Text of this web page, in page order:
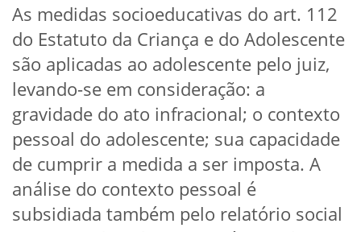
As medidas socioeducativas do art. 112
do Estatuto da Criança e do Adolescente
são aplicadas ao adolescente pelo juiz,
levando-se em consideração: a
gravidade do ato infracional; o contexto
pessoal do adolescente; sua capacidade
de cumprir a medida a ser imposta. A
análise do contexto pessoal é
subsidiada também pelo relatório social